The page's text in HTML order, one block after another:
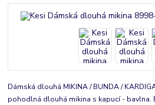
Dámská dlouhá MIKINA / BUNDA /
pohodlná dlouhá mikina s kapucí - bavlna.